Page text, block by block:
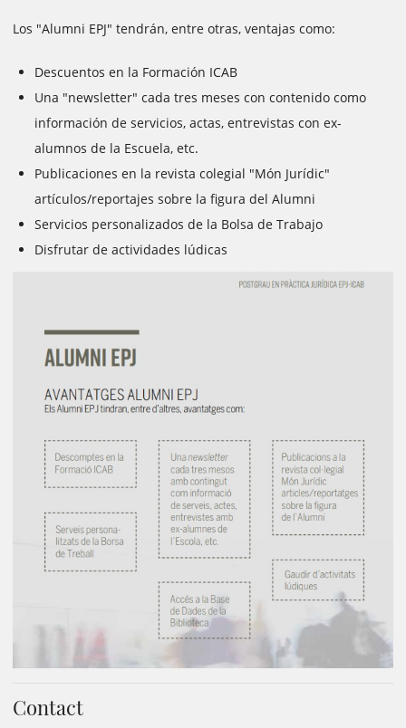
Los "Alumni EPJ" tendrán, entre otras, ventajas como:
Descuentos en la Formación ICAB
Una "newsletter" cada tres meses con contenido como
información de servicios, actas, entrevistas con ex-
alumnos de la Escuela, etc.
Publicaciones en la revista colegial "Món Jurídic"
artículos/reportajes sobre la figura del Alumni
Servicios personalizados de la Bolsa de Trabajo
Disfrutar de actividades lúdicas
Contact